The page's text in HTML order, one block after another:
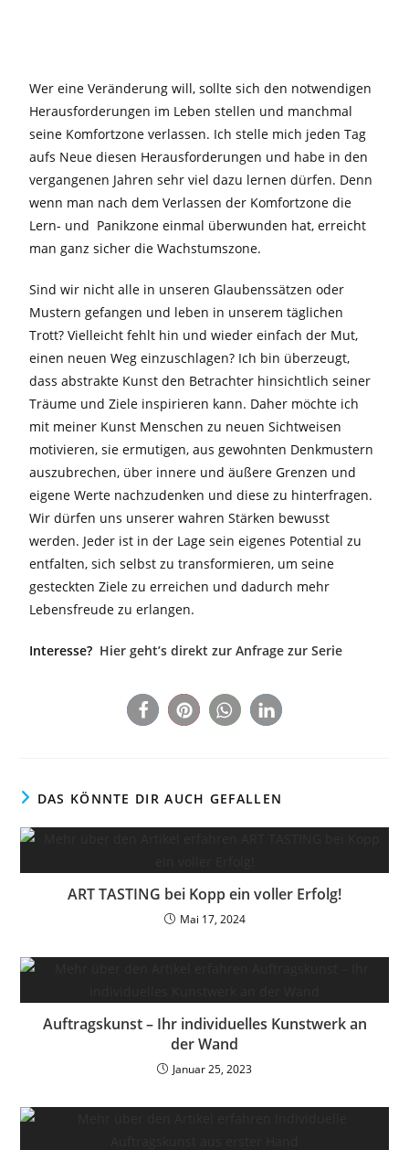
Wer eine Veränderung will, sollte sich den notwendigen
Herausforderungen im Leben stellen und manchmal
seine Komfortzone verlassen. Ich stelle mich jeden Tag
aufs Neue diesen Herausforderungen und habe in den
vergangenen Jahren sehr viel dazu lernen dürfen. Denn
wenn man nach dem Verlassen der Komfortzone die
Lern- und Panikzone einmal überwunden hat, erreicht
man ganz sicher die Wachstumszone.
Sind wir nicht alle in unseren Glaubenssätzen oder
Mustern gefangen und leben in unserem täglichen
Trott? Vielleicht fehlt hin und wieder einfach der Mut,
einen neuen Weg einzuschlagen? Ich bin überzeugt,
dass abstrakte Kunst den Betrachter hinsichtlich seiner
Träume und Ziele inspirieren kann. Daher möchte ich
mit meiner Kunst Menschen zu neuen Sichtweisen
motivieren, sie ermutigen, aus gewohnten Denkmustern
auszubrechen, über innere und äußere Grenzen und
eigene Werte nachzudenken und diese zu hinterfragen.
Wir dürfen uns unserer wahren Stärken bewusst
werden. Jeder ist in der Lage sein eigenes Potential zu
entfalten, sich selbst zu transformieren, um seine
gesteckten Ziele zu erreichen und dadurch mehr
Lebensfreude zu erlangen.
Interesse? Hier geht’s direkt zur Anfrage zur Serie
DAS KÖNNTE DIR AUCH GEFALLEN
ART TASTING bei Kopp ein voller Erfolg!
Mai 17, 2024
Auftragskunst – Ihr individuelles Kunstwerk an
der Wand
Januar 25, 2023